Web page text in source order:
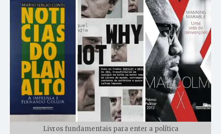
Livros fundamentais para enter a política